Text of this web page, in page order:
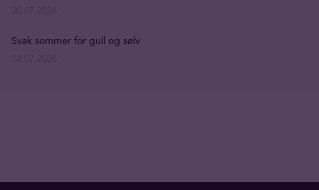
Svak sommer for gull og sølv